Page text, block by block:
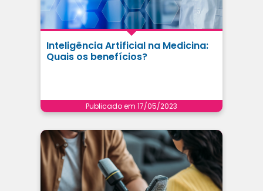
Inteligência Artificial na Medicina:
Quais os benefícios?
Publicado em 17/05/2023